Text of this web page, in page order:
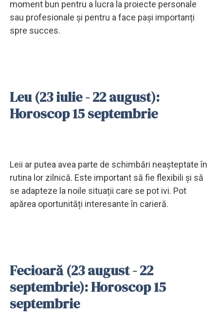
moment bun pentru a lucra la proiecte personale
sau profesionale și pentru a face pași importanți
spre succes.
Leu (23 iulie - 22 august):
Horoscop 15 septembrie
Leii ar putea avea parte de schimbări neașteptate în
rutina lor zilnică. Este important să fie flexibili și să
se adapteze la noile situații care se pot ivi. Pot
apărea oportunități interesante în carieră.
Fecioară (23 august - 22
septembrie): Horoscop 15
septembrie